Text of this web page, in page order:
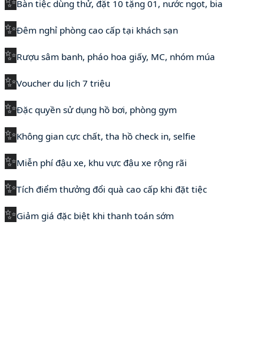
Bàn tiệc dùng thử, đặt 10 tặng 01, nước ngọt, bia
✨Đêm nghỉ phòng cao cấp tại khách sạn
✨Rượu sâm banh, pháo hoa giấy, MC, nhóm múa
✨Voucher du lịch 7 triệu
✨Đặc quyền sử dụng hồ bơi, phòng gym
✨Không gian cực chất, tha hồ check in, selfie
✨Miễn phí đậu xe, khu vực đậu xe rộng rãi
✨Tích điểm thưởng đổi quà cao cấp khi đặt tiệc
✨Giảm giá đặc biệt khi thanh toán sớm